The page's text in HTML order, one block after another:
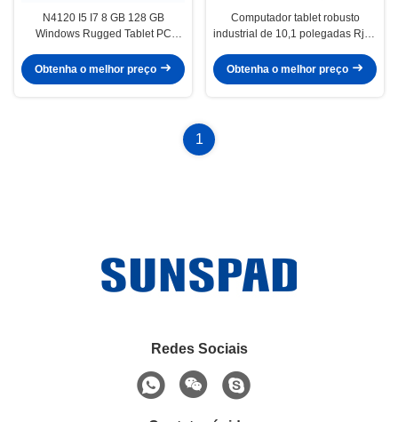
N4120 I5 I7 8 GB 128 GB
Windows Rugged Tablet PC
barras de impressão digital
Obtenha o melhor preço
Computador tablet robusto
industrial de 10,1 polegadas Rj45
Obtenha o melhor preço
1
Redes Sociais